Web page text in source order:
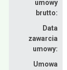
umowy
brutto:
Data
zawarcia
umowy:
Umowa